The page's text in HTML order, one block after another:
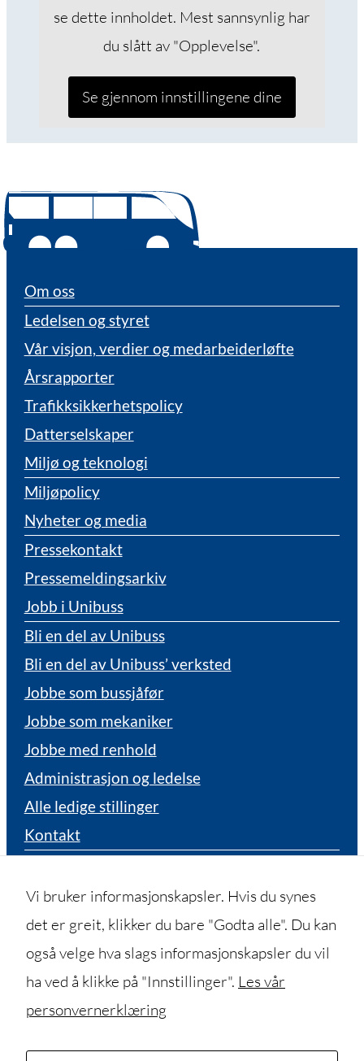
se dette innholdet. Mest sannsynlig har
du slått av "Opplevelse".
Se gjennom innstillingene dine
Om oss
Ledelsen og styret
Vår visjon, verdier og medarbeiderløfte
Årsrapporter
Trafikksikkerhetspolicy
Datterselskaper
Miljø og teknologi
Miljøpolicy
Nyheter og media
Pressekontakt
Pressemeldingsarkiv
Jobb i Unibuss
Bli en del av Unibuss
Bli en del av Unibuss’ verksted
Jobbe som bussjåfør
Jobbe som mekaniker
Jobbe med renhold
Administrasjon og ledelse
Alle ledige stillinger
Kontakt
Hittegods
Besøksadresser
Tidligere ansatt
Fakturaadresse
Vi bruker informasjonskapsler. Hvis du synes
det er greit, klikker du bare "Godta alle". Du kan
også velge hva slags informasjonskapsler du vil
ha ved å klikke på "Innstillinger". Les vår
personvernerklæring